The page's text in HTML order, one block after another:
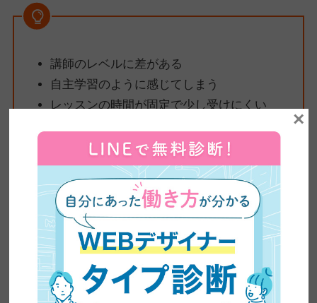
講師のレベルに差がある
自主学習のように感じてしまう
レッスンの時間が固定で少し受けにくい
講師のレベルに差がある
口コミからわかったデメリットは、
「講師によってレベルが違
う」でした。
親切でレベルが高い講師もいれば、「積極的に教える気がない」
講師や「実務経験がない」講師もいるようです。
実際の口コミは、以下の通りです。
×